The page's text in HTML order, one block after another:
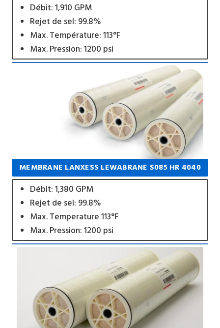
Débit: 1,910 GPM
Rejet de sel: 99.8%
Max. Température: 113°F
Max. Pression: 1200 psi
MEMBRANE LANXESS LEWABRANE S085 HR 4040
Débit: 1,380 GPM
Rejet de sel: 99.8%
Max. Temperature 113°F
Max. Pression: 1200 psi